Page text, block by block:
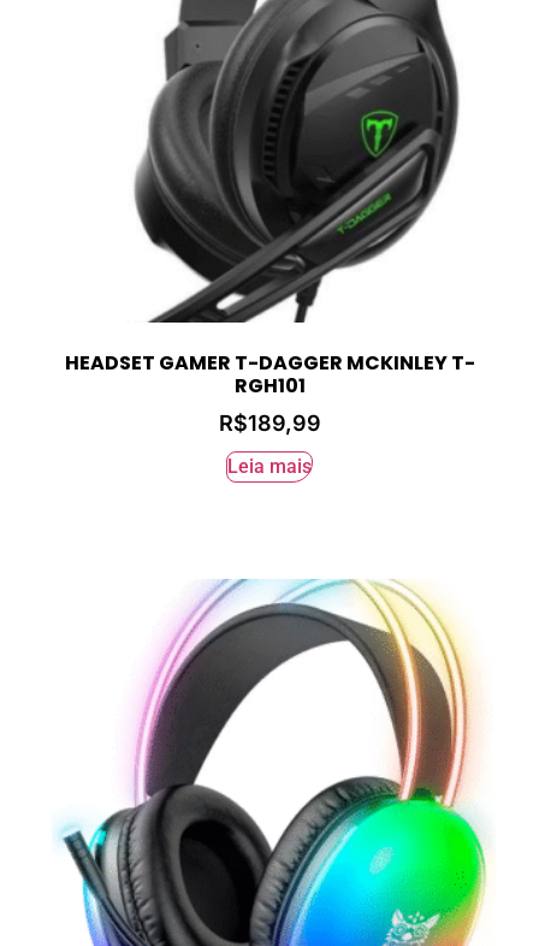
HEADSET GAMER T-DAGGER MCKINLEY T-
RGH101
R$189,99
Leia mais